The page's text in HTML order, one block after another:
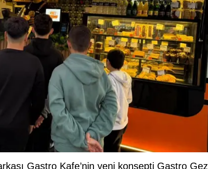
Gastro Kafe’nin yeni konsepti Gastro